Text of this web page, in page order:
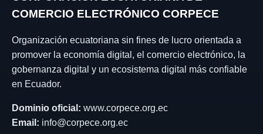
COMERCIO ELECTRÓNICO CORPECE
Organización ecuatoriana sin fines de lucro orientada a
promover la economía digital, el comercio electrónico, la
gobernanza digital y un ecosistema digital más confiable
en Ecuador.
Dominio oficial: www.corpece.org.ec
Email: info@corpece.org.ec